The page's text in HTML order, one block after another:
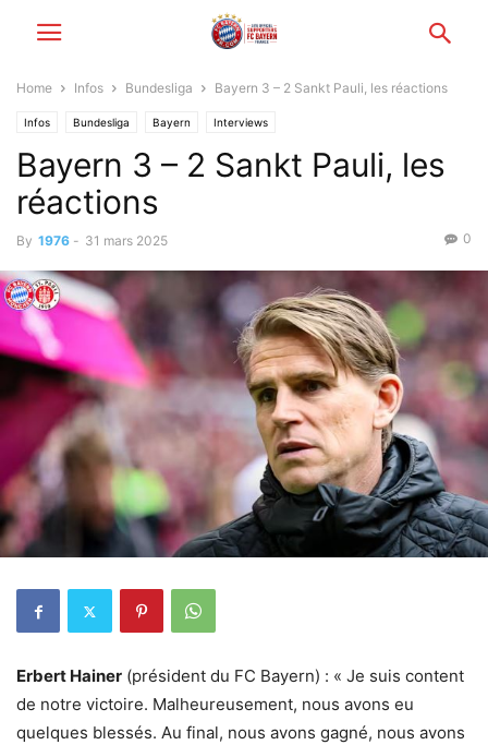
Home Infos Bundesliga Bayern 3 – 2 Sankt Pauli, les réactions
Infos Bundesliga Bayern Interviews
Bayern 3 – 2 Sankt Pauli, les
réactions
By 1976 - 31 mars 2025 0
Erbert Hainer (président du FC Bayern) : « Je suis content
de notre victoire. Malheureusement, nous avons eu
quelques blessés. Au final, nous avons gagné, nous avons